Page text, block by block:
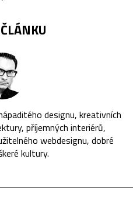
designu, kreativních
příjemných interiérů,
webdesignu, dobré
kultury.